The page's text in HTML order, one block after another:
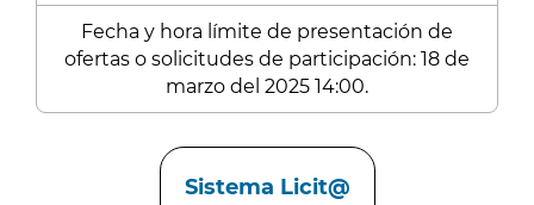
Fecha y hora límite de presentación de
ofertas o solicitudes de participación: 18 de
marzo del 2025 14:00.
Sistema Licit@